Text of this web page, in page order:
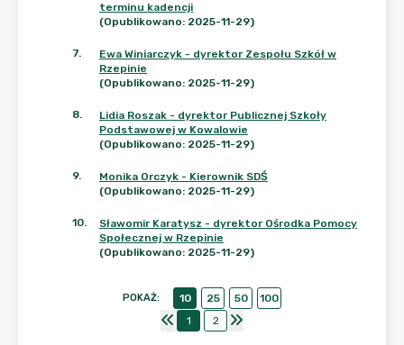
terminu kadencji
(Opublikowano: 2025-11-29)
7.
Ewa Winiarczyk - dyrektor Zespołu Szkół w
Rzepinie
(Opublikowano: 2025-11-29)
8.
Lidia Roszak - dyrektor Publicznej Szkoły
Podstawowej w Kowalowie
(Opublikowano: 2025-11-29)
9.
Monika Orczyk - Kierownik SDŚ
(Opublikowano: 2025-11-29)
10.
Sławomir Karatysz - dyrektor Ośrodka Pomocy
Społecznej w Rzepinie
(Opublikowano: 2025-11-29)
POKAŻ: 10 25 50
100
1
2